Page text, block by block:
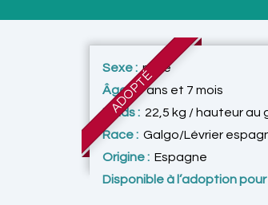
ADOPTÉ
Sexe : mâle
Âge :9 ans et 7 mois
Poids : 22,5 kg / hauteur au
Race : Galgo/Lévrier
Origine : Espagne
Disponible à l’adoption pour